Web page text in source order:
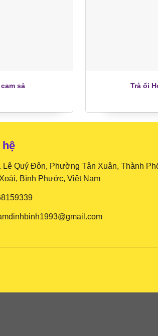
sả Trà ổi
hệ
Lê Quý Đôn, Phường Tân Xuân, Thành
Bình Phước, Việt Nam